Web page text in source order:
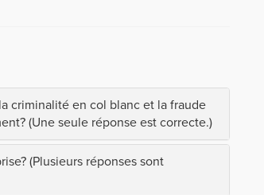
criminalité en col blanc et la fraude
(Une seule réponse est correcte.)
(Plusieurs réponses sont